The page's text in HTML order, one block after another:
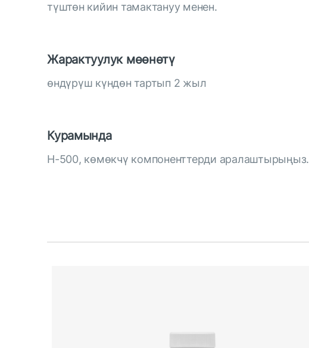
түштөн кийин тамактануу менен.
Жарактуулук мөөнөтү
өндүрүш күндөн тартып 2 жыл
Курамында
H-500, көмөкчү компоненттерди аралаштырыңыз.